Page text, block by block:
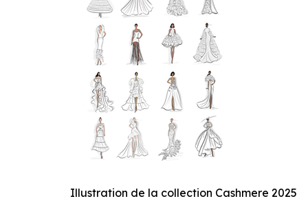
Illustration de la collection Cashmere 2025